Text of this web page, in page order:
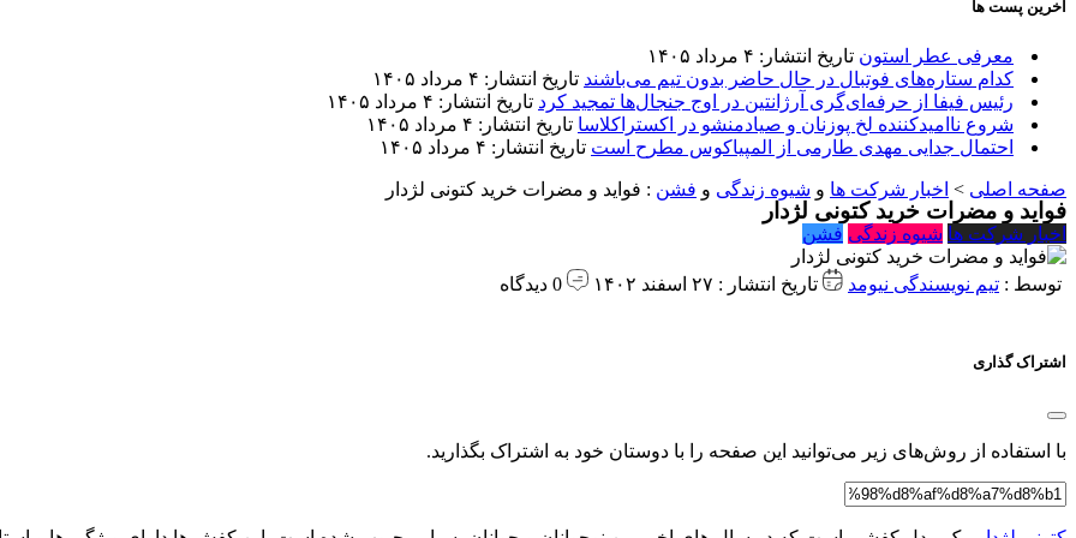
آخرین پست ها
معرفی عطر استون تاریخ انتشار: ۴ مرداد ۱۴۰۵
کدام ستاره‌های فوتبال در حال حاضر بدون تیم می‌باشند تاریخ انتشار: ۴ مرداد ۱۴۰۵
رئیس فیفا از حرفه‌ای‌گری آرژانتین در اوج جنجال‌ها تمجید کرد تاریخ انتشار: ۴ مرداد ۱۴۰۵
شروع ناامیدکننده لخ پوزنان و صیادمنشو در اکستراکلاسا تاریخ انتشار: ۴ مرداد ۱۴۰۵
احتمال جدایی مهدی طارمی از المپیاکوس مطرح است تاریخ انتشار: ۴ مرداد ۱۴۰۵
صفحه اصلی > اخبار شرکت ها و شیوه زندگی و فشن : فواید و مضرات خرید کتونی لژدار
فواید و مضرات خرید کتونی لژدار
اخبار شرکت ها شیوه زندگی فشن
توسط : تیم نویسندگی نیومد تاریخ انتشار : ۲۷ اسفند ۱۴۰۲
اشتراک گذاری
با استفاده از روش‌های زیر می‌توانید این صفحه را با دوستان خود به اشتراک بگذارید.